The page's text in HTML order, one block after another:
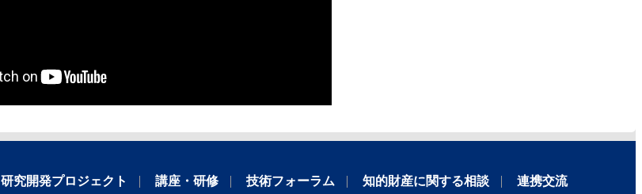
研究開発プロジェクト 講座・研修 技術フォーラム 知的財産に関する相談
連携交流